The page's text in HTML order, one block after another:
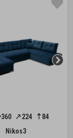
360 224
84
Nikos3